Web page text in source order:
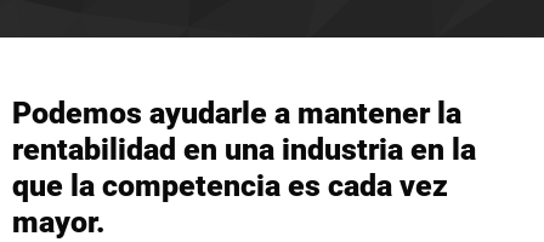
Podemos ayudarle a mantener la
rentabilidad en una industria en la
que la competencia es cada vez
mayor.